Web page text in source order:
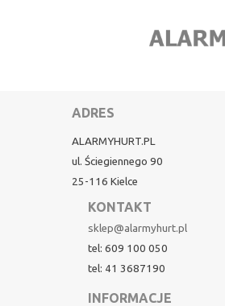
ADRES
ALARMYHURT.PL
ul. Ściegiennego 90
25-116 Kielce
KONTAKT
sklep@alarmyhurt.pl
tel: 609 100 050
tel: 41 3687190
INFORMACJE